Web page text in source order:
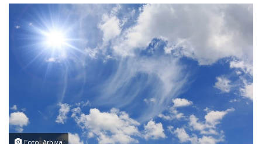
Foto: Arhiva